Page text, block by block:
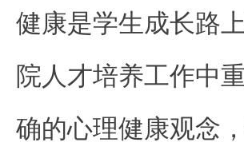
健康是学生成长路
院人才培养工作中
确的心理健康观念